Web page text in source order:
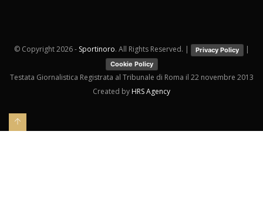
© Copyright2026 - Sportinoro. All Rights Reserved. | Privacy Policy |
Cookie Policy
Testata Giornalistica Registrata al Tribunale di Roma il 22 novembre 2013
Created by HRS Agency